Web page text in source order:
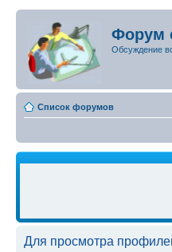
Форум
Обсуждение
Список форумов
Для просмотра